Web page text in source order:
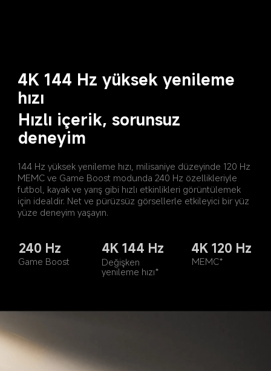
4K 144 Hz yüksek yenileme
hızı
Hızlı içerik, sorunsuz
deneyim
144 Hz yüksek yenileme hızı, milisaniye düzeyinde 120 Hz
MEMC ve Game Boost modunda 240 Hz özellikleriyle
futbol, kayak ve yarış gibi hızlı etkinlikleri görüntülemek
için idealdir. Net ve pürüzsüz görsellerle etkileyici bir yüz
yüze deneyim yaşayın.
240 Hz
Game Boost
4K 144 Hz
Değişken
yenileme hızı*
4K 120 Hz
MEMC*